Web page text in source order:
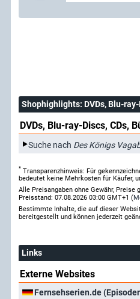
Shophighlights: DVDs, Blu-
DVDs, Blu-ray-Discs, CDs,
Suche nach Des Königs
* Transparenzhinweis: Für
bedeutet keine Mehrkosten für Käufer,
Alle Preisangaben ohne Gewähr, Preise
Preisstand: 07.08.2026 03:00 GMT+1 (
Bestimmte Inhalte, die auf dieser
bereitgestellt und können jederzeit
Links
Externe Websites
Fernsehserien.de